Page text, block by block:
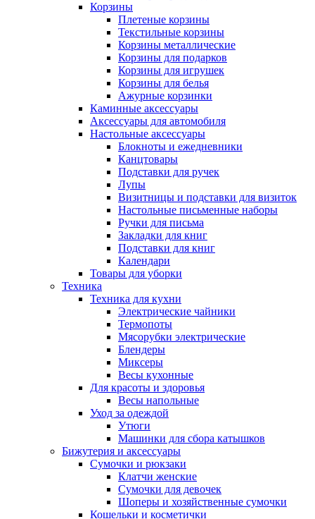
Корзины
Плетеные корзины
Текстильные корзины
Корзины металлические
Корзины для подарков
Корзины для игрушек
Корзины для белья
Ажурные корзинки
Каминные аксессуары
Аксессуары для автомобиля
Настольные аксессуары
Блокноты и ежедневники
Канцтовары
Подставки для ручек
Лупы
Визитницы и подставки для визиток
Настольные письменные наборы
Ручки для письма
Закладки для книг
Подставки для книг
Календари
Товары для уборки
Техника
Техника для кухни
Электрические чайники
Термопоты
Мясорубки электрические
Блендеры
Миксеры
Весы кухонные
Для красоты и здоровья
Весы напольные
Уход за одеждой
Утюги
Машинки для сбора катышков
Бижутерия и аксессуары
Сумочки и рюкзаки
Клатчи женские
Сумочки для девочек
Шоперы и хозяйственные сумочки
Кошельки и косметички